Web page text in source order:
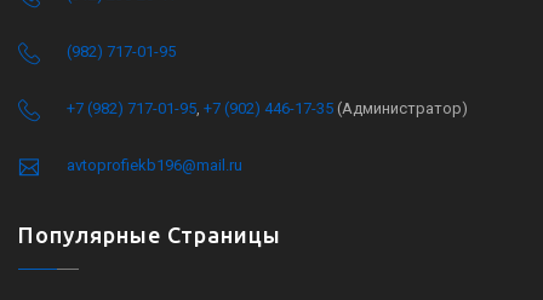
(982) 717-01-95
+7 (982) 717-01-95, +7 (902) 446-17-35 (Администратор)
avtoprofiekb196@mail.ru
Популярные Страницы